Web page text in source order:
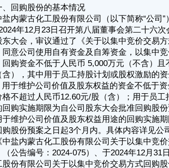
购股份预案之日起12 个月
实施期限为自公司股东大会
见公司于2024年12月7日披
中竞价交易方式回购股份的
月31日披露的《中盐内蒙
回购股份的回购报告书》
交易所上市公司自律监管
应在每个月的前3个交易日
回购进展情况公告如下：
年7月月底，公司已累
为0.616%，购买的最高价
，已支付的总金额为人民
方案的要求。
《上海证券交易所上市公
定，在回购期限内根据市
据回购股份事项进展情况及
资风险。